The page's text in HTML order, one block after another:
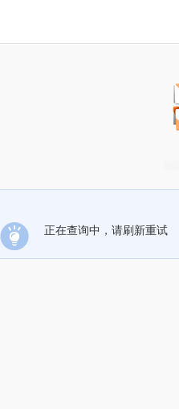
正在查询中，请刷新重试